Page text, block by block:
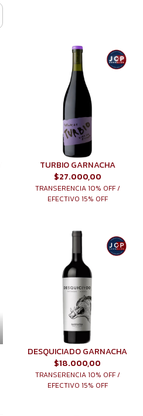
TURBIO GARNACHA
$27.000,00
TRANSERENCIA 10% OFF /
EFECTIVO 15% OFF
DESQUICIADO GARNACHA
$18.000,00
TRANSERENCIA 10% OFF /
EFECTIVO 15% OFF